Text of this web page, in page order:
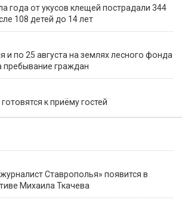
года от укусов клещей пострадали 344
108 детей до 14 лет
и по 25 августа на землях лесного фонда
пребывание граждан
к приёму гостей
Ставрополья» появится в
Михаила Ткачева